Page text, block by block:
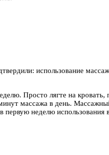
использование
Просто лягте на
массажа в день.
неделю использования